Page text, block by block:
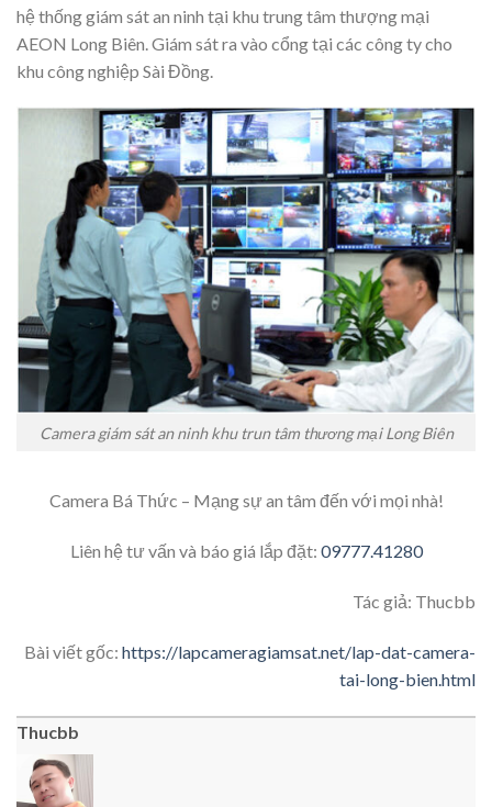
hệ thống giám sát an ninh tại khu trung tâm thượng mại
AEON Long Biên. Giám sát ra vào cổng tại các công ty cho
khu công nghiệp Sài Đồng.
Camera giám sát an ninh khu trun tâm thương mại Long Biên
Camera Bá Thức – Mạng sự an tâm đến với mọi nhà!
Liên hệ tư vấn và báo giá lắp đặt: 09777.41280
Tác giả: Thucbb
Bài viết gốc: https://lapcameragiamsat.net/lap-dat-camera-
tai-long-bien.html
Thucbb